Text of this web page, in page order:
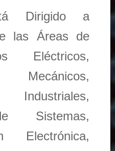
Dirigido a
las Áreas de
Eléctricos,
Sistemas,
Electrónica,